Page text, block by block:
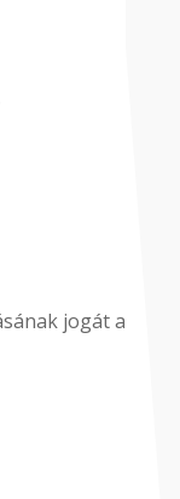
jogát a